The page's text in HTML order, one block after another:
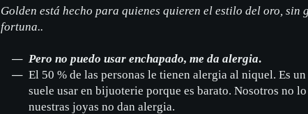
Golden está hecho para quienes quieren el estilo del oro, sin
fortuna..
Pero no puedo usar enchapado, me da alergia.
El 50 % de las personas le tienen alergia al niquel. Es un
suele usar en bijuoterie porque es barato. Nosotros no lo
nuestras joyas no dan alergia.